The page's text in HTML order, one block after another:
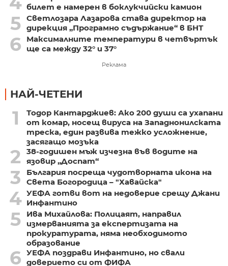
билет е намерен в боклукчийски камион
5 Светлозара Лазарова става директор на
дирекция „Програмно съдържание“ в БНТ
6
Максималните температури в четвъртък
ще са между 32° и 37°
Реклама
НАЙ-ЧЕТЕНИ
1
Тодор Кантарджиев: Ако 200 души са ухапани
от комар, носещ вируса на Западнонилската
треска, един развива тежко усложнение,
засягащо мозъка
2
38-годишен мъж изчезна във водите на
язовир „Доспат“
3
България посреща чудотворната икона на
Света Богородица – "Хавайска"
4 УЕФА готви вот на недоверие срещу Джани
Инфантино
5
Ива Михайлова: Полицаят, направил
измерванията за експертизата на
прокуратурата, няма необходимото
образование
6 УЕФА поздрави Инфантино, но свали
доверието си от ФИФА